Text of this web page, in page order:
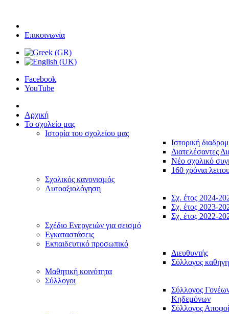
Επικοινωνία
Facebook
YouTube
Αρχική
Το σχολείο μας
Ιστορία του σχολείου μας
Ιστορική
Διατελέσαντες
Νέο σχολικό
160 χρόνια
Σχολικός κανονισμός
Αυτοαξιολόγηση
Σχ. έτος 2024-
Σχ. έτος 2023-
Σχ. έτος 2022-
Σχέδιο Ενεργειών για σεισμό
Εγκαταστάσεις
Εκπαιδευτικό προσωπικό
Διευθυντής
Σύλλογος
Μαθητική κοινότητα
Σύλλογοι
Σύλλογος
Κηδεμόνων
Σύλλογος